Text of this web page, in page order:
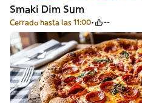
Smaki Dim Sum
Cerrado hasta las 11:00 --